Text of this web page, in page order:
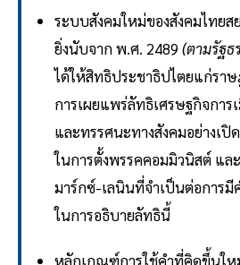
ระบบสังคมใหม่ของสังคมไทยส
ยิ่งนับจาก พ.ศ. 2489 (ตามรัฐ
ได้ให้สิทธิประชาธิปไตยแก่รา
การเผยแพร่ลัทธิเศรษฐกิจการ
และทรรศนะทางสังคมอย่างเปิ
ในการตั้งพรรคคอมมิวนิสต์ แล
มาร์กซ์-เลนินที่จำเป็นต่อการมี
ในการอธิบายลัทธินี้
หลักเกณฑ์การใช้คำที่คิดขึ้นให